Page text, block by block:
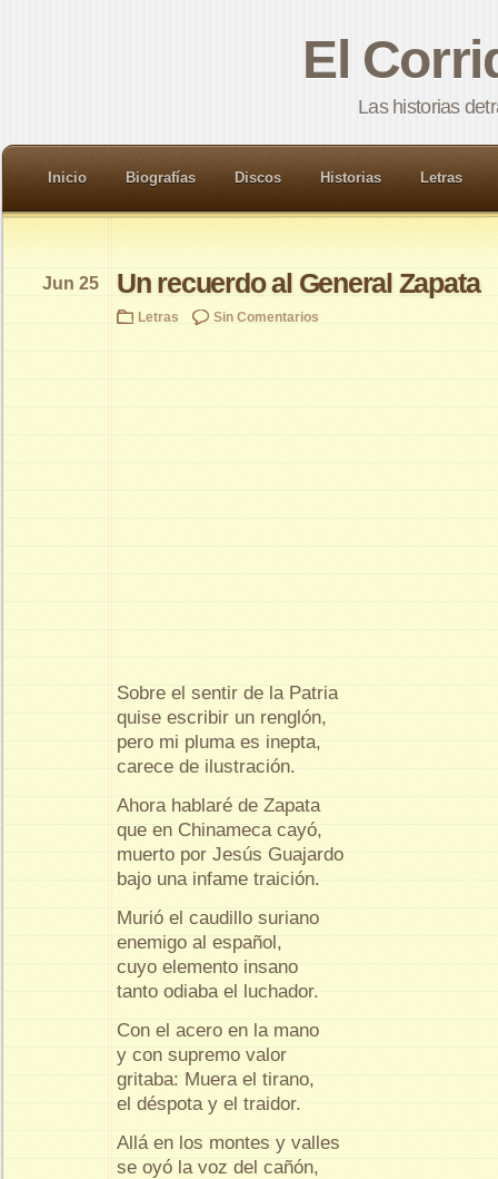
El
Las historias
Inicio Biografías Discos Historias Letras
Un recuerdo al General Zapata
Jun 25
Letras Sin Comentarios
Sobre el sentir de la Patria
quise escribir un renglón,
pero mi pluma es inepta,
carece de ilustración.
Ahora hablaré de Zapata
que en Chinameca cayó,
muerto por Jesús Guajardo
bajo una infame traición.
Murió el caudillo suriano
enemigo al español,
cuyo elemento insano
tanto odiaba el luchador.
Con el acero en la mano
y con supremo valor
gritaba: Muera el tirano,
el déspota y el traidor.
Allá en los montes y valles
se oyó la voz del cañón,